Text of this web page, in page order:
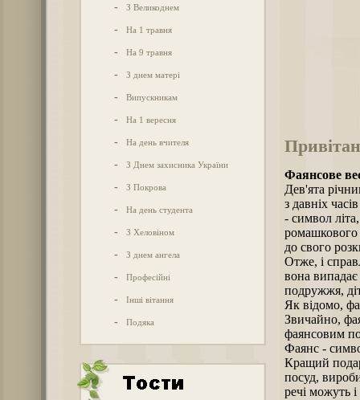
- З Великоднем
- На 1 травня
- На 9 травня
- З днем матері
- Випускникам
- На 1 вересня
- На день вчителя
- З Днем захисника України
- З Покрова
- На день студента
- З Хеловіном
- З днем ангела
- Професійні
- Інші вітання
- Подяка
Фаянсове
Дев'ята
з давніх
- символ
ромашкового
до свого
Отже, і
вона
подружжя,
Як відомо,
Звичайно,
фаянсовим
Фаянс -
Кращий
посуд,
речі можуть